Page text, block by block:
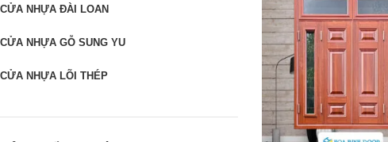
CỬA NHỰA ĐÀI LOAN
CỬA NHỰA GỖ SUNG YU
CỬA NHỰA LÕI THÉP